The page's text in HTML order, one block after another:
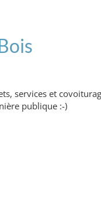
services et
publique :-)